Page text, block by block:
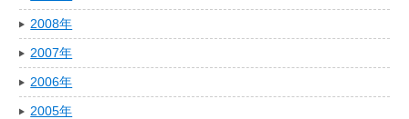
2008年
2007年
2006年
2005年